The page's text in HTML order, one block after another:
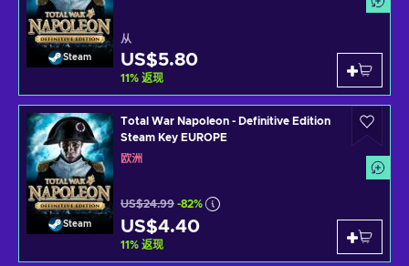
Steam
从
US$5.80
11% 返现
Steam
Total War Napoleon - Definitive Edition
Steam Key EUROPE
欧洲
US$24.99 -82%
US$4.40
11% 返现